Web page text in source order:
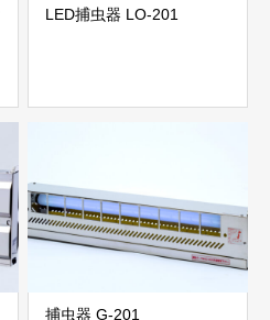
LED捕虫器 LO-201
捕虫器 G-201